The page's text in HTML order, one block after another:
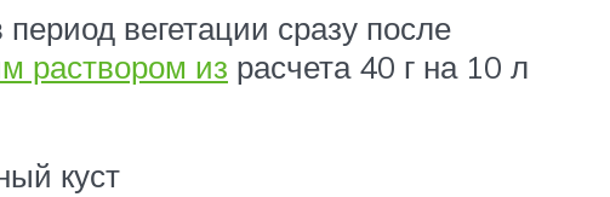
вегетации сразу после
раствором из расчета 40 г на 10 л
куст